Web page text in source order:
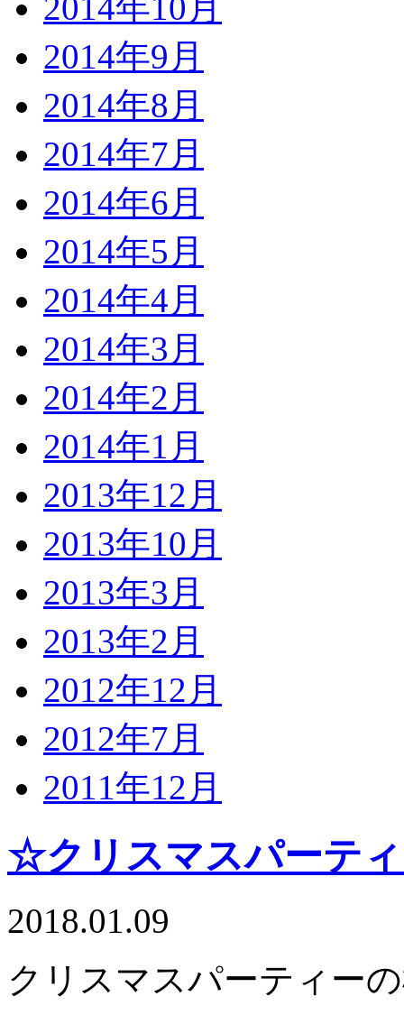
2014年9月
2014年8月
2014年7月
2014年6月
2014年5月
2014年4月
2014年3月
2014年2月
2014年1月
2013年12月
2013年10月
2013年3月
2013年2月
2012年12月
2012年7月
2011年12月
☆クリスマスパーテ
2018.01.09
クリスマスパーティー